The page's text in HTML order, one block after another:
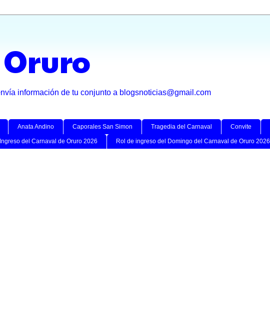
información de tu conjunto a blogsnoticias@gmail.com
Anata Andino Caporales San Simon Tragedia del Carnaval Convite
del Carnaval de Oruro 2026 Rol de ingreso del Domingo del Carnaval de Oruro 2026